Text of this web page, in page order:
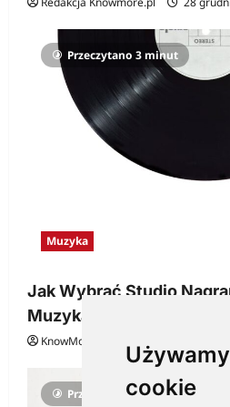
cookie
Przeczytano 3 minut
Muzyka
Jak Wybrać Studio
Muzyka
KnowMore.pl
Przeczytano 3 minut